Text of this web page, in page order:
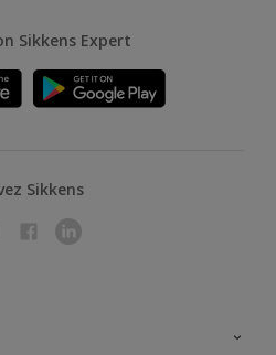
Sikkens Expert
Sikkens